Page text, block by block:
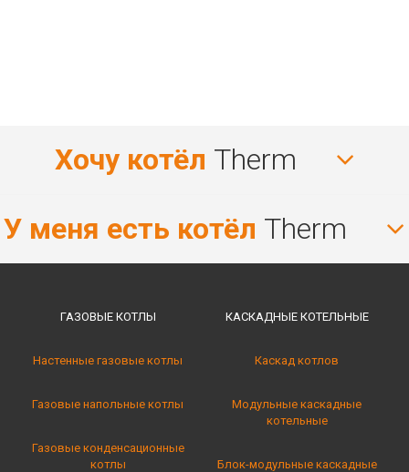
Хочу котёл Therm
У меня есть котёл Therm
ГАЗОВЫЕ КОТЛЫ
Настенные газовые котлы
Газовые напольные котлы
Газовые конденсационные
котлы
КАСКАДНЫЕ КОТЕЛЬНЫE
Каскад котлов
Модульные каскадные
котельные
Блок-модульные каскадные